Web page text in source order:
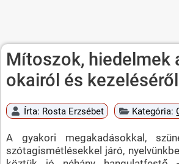
Mítoszok, hiedelmek
okairól és kezeléséről
Írta: Rosta Erzsébet Kategória:
A gyakori megakadásokkal,
szótagismétlésekkel járó,